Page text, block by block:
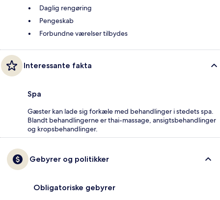
Daglig rengøring
Pengeskab
Forbundne værelser tilbydes
Interessante fakta
Spa
Gæster kan lade sig forkæle med behandlinger i stedets spa.
Blandt behandlingerne er thai-massage, ansigtsbehandlinger
og kropsbehandlinger.
Gebyrer og politikker
Obligatoriske gebyrer